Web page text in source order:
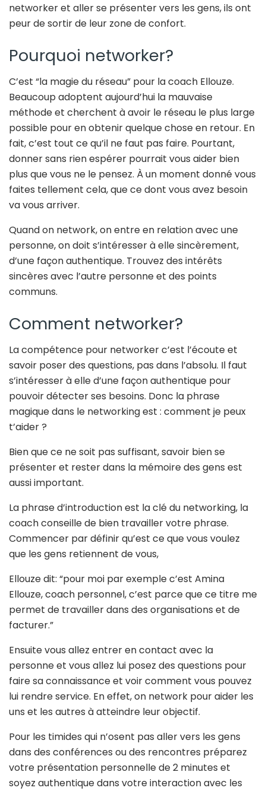
networker et aller se présenter vers les gens, ils ont
peur de sortir de leur zone de confort.
Pourquoi networker?
C’est “la magie du réseau” pour la coach Ellouze.
Beaucoup adoptent aujourd’hui la mauvaise
méthode et cherchent à avoir le réseau le plus large
possible pour en obtenir quelque chose en retour. En
fait, c’est tout ce qu’il ne faut pas faire. Pourtant,
donner sans rien espérer pourrait vous aider bien
plus que vous ne le pensez. À un moment donné vous
faites tellement cela, que ce dont vous avez besoin
va vous arriver.
Quand on network, on entre en relation avec une
personne, on doit s’intéresser à elle sincèrement,
d’une façon authentique. Trouvez des intérêts
sincères avec l’autre personne et des points
communs.
Comment networker?
La compétence pour networker c’est l’écoute et
savoir poser des questions, pas dans l’absolu. Il faut
s’intéresser à elle d’une façon authentique pour
pouvoir détecter ses besoins. Donc la phrase
magique dans le networking est : comment je peux
t’aider ?
Bien que ce ne soit pas suffisant, savoir bien se
présenter et rester dans la mémoire des gens est
aussi important.
La phrase d’introduction est la clé du networking, la
coach conseille de bien travailler votre phrase.
Commencer par définir qu’est ce que vous voulez
que les gens retiennent de vous,
Ellouze dit: “pour moi par exemple c’est Amina
Ellouze, coach personnel, c’est parce que ce titre me
permet de travailler dans des organisations et de
facturer.”
Ensuite vous allez entrer en contact avec la
personne et vous allez lui posez des questions pour
faire sa connaissance et voir comment vous pouvez
lui rendre service. En effet, on network pour aider les
uns et les autres à atteindre leur objectif.
Pour les timides qui n’osent pas aller vers les gens
dans des conférences ou des rencontres préparez
votre présentation personnelle de 2 minutes et
soyez authentique dans votre interaction avec les